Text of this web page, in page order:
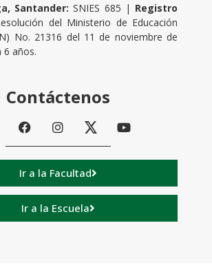
Santander:SNIES 685 | Registro
del Ministerio de Educación
No. 21316 del 11 de noviembre de
6 años.
Contáctenos
Ir a la Facultad
Ir a la Escuela